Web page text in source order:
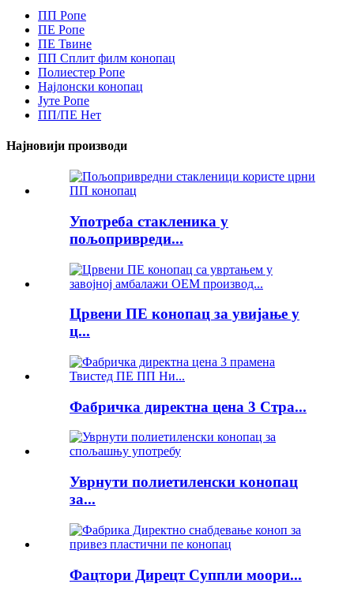
ПП Ропе
ПЕ Ропе
ПЕ Твине
ПП Сплит филм конопац
Полиестер Ропе
Најлонски конопац
Јуте Ропе
ПП/ПЕ Нет
Најновији производи
Употреба стакленика у
пољопривреди...
Црвени ПЕ конопац за увијање у
ц...
Фабричка директна цена 3 Стра...
Уврнути полиетиленски конопац
за...
Фацтори Дирецт Суппли моори...